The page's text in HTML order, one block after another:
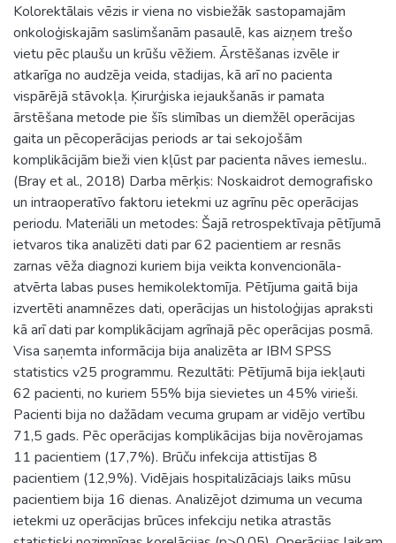
Kolorektālais vēzis ir viena no visbiežāk sastopamajām
onkoloģiskajām saslimšanām pasaulē, kas aizņem trešo
vietu pēc plaušu un krūšu vēžiem. Ārstēšanas izvēle ir
atkarīga no audzēja veida, stadijas, kā arī no pacienta
vispārējā stāvokļa. Ķirurģiska iejaukšanās ir pamata
ārstēšana metode pie šīs slimības un diemžēl operācijas
gaita un pēcoperācijas periods ar tai sekojošām
komplikācijām bieži vien kļūst par pacienta nāves iemeslu..
(Bray et al., 2018) Darba mērķis: Noskaidrot demografisko
un intraoperatīvo faktoru ietekmi uz agrīnu pēc operācijas
periodu. Materiāli un metodes: Šajā retrospektīvaja pētījumā
ietvaros tika analizēti dati par 62 pacientiem ar resnās
zarnas vēža diagnozi kuriem bija veikta konvencionāla-
atvērta labas puses hemikolektomīja. Pētījuma gaitā bija
izvertēti anamnēzes dati, operācijas un histoloģijas apraksti
kā arī dati par komplikācijam agrīnajā pēc operācijas posmā.
Visa saņemta informācija bija analizēta ar IBM SPSS
statistics v25 programmu. Rezultāti: Pētījumā bija iekļauti
62 pacienti, no kuriem 55% bija sievietes un 45% virieši.
Pacienti bija no dažādam vecuma grupam ar vidējo vertību
71,5 gads. Pēc operācijas komplikācijas bija novērojamas
11 pacientiem (17,7%). Brūču infekcija attistījas 8
pacientiem (12,9%). Vidējais hospitalizāciajs laiks mūsu
pacientiem bija 16 dienas. Analizējot dzimuma un vecuma
ietekmi uz operācijas brūces infekciju netika atrastās